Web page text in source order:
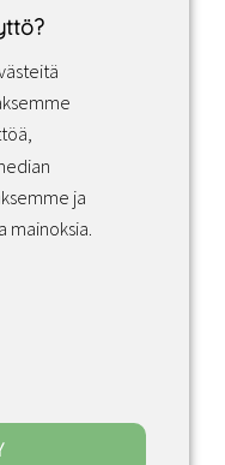
Grönlund – All
ja
mainoksia.